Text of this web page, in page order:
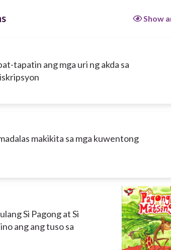
Show
tapatin ang mga uri ng akda sa
makikita sa mga kuwentong
Si Pagong at Si
ang ang tuso sa